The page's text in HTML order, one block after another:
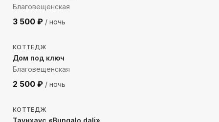
Благовещенская
3 500 ₽ / ночь
2177 м до моря
КОТТЕДЖ
Дом под ключ
Благовещенская
2 500 ₽ / ночь
1649 м до моря
КОТТЕДЖ
Таунхаус «Bungalo dali»